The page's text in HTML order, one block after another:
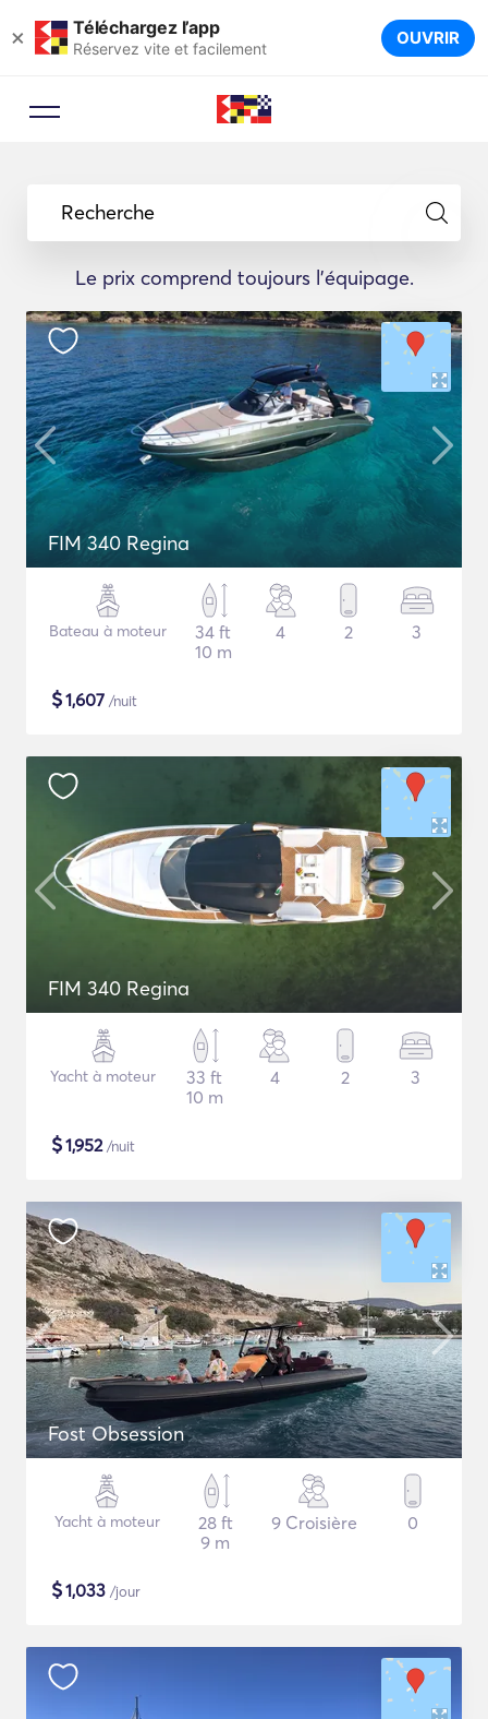
× Téléchargez l’app
Réservez vite et facilement OUVRIR
Recherche
Le prix comprend toujours l'équipage.
FIM 340 Regina
Bateau à moteur
34 ft
10 m
4 2 3
$1,607 /nuit
FIM 340 Regina
Yacht à moteur
33 ft
10 m
4 2 3
$1,952/nuit
Fost Obsession
Yacht à moteur
28 ft
9 m
9 Croisière 0
$1,033 /jour